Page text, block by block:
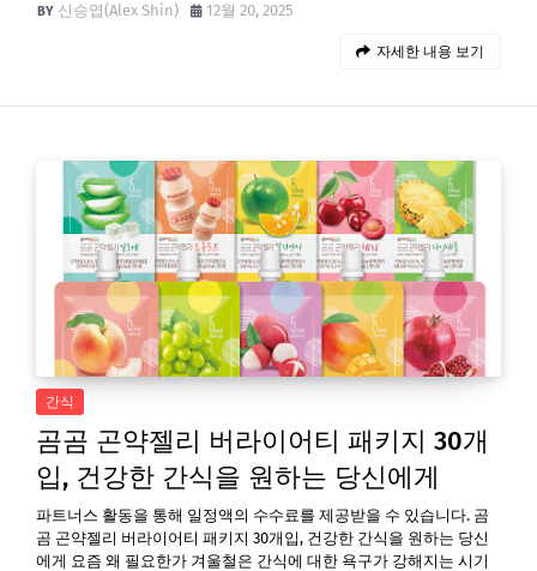
신승엽(Alex Shin)
12월 20, 2025
자세한 내용 보기
간식
곰곰 곤약젤리 버라이어티 패키지 30개
입, 건강한 간식을 원하는 당신에게
파트너스 활동을 통해 일정액의 수수료를 제공받을 수 있습니다. 곰
곰 곤약젤리 버라이어티 패키지 30개입, 건강한 간식을 원하는 당신
에게 요즘 왜 필요한가 겨울철은 간식에 대한 욕구가 강해지는 시기